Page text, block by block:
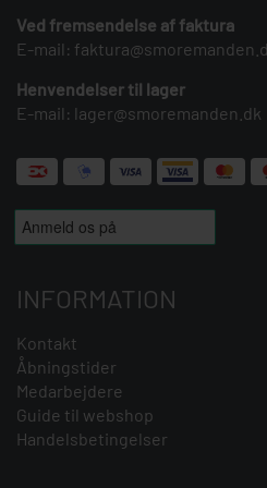
Ved fremsendelse af faktura
E-mail:
Henvendelser til lager
E-mail: lager@smoremanden.dk
INFORMATION
Kontakt
Åbningstider
Medarbejdere
Guide til webshop
Handelsbetingelser